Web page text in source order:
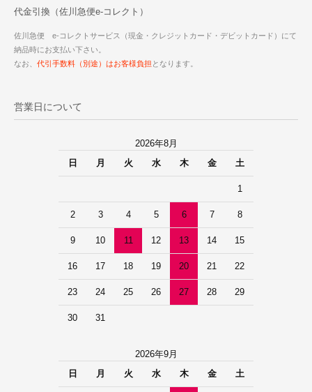
代金引換（佐川急便e-コレクト）
佐川急便 e-コレクトサービス（現金・クレジットカード・デビットカード）にて
納品時にお支払い下さい。
なお、 代引手数料（別途）はお客様負担 となります。
営業日について
2026年8月
日
月 火 水 木 金 土
1
2 3 4 5 6 7 8
9 10 11 12 13 14 15
16 17 18 19 20 21 22
23 24 25 26 27 28 29
30 31
2026年9月
日
月 火 水 木 金 土